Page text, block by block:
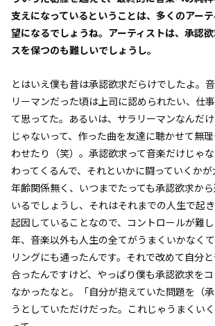
支えになっているということは、多くのアー
望になるでしょうね。アーティストは、承認
スを保つのも難しいでしょうし。
とはいえ僕も昔は承認欲求だらけでしたよ。
リーマンだった頃は上司に認められたい、仕
て思ってた。あるいは、サラリーマンなんだ
じゃないって、作った曲を友達に聴かせて無
わせたり（笑）。承認欲求って音楽だけじゃ
わってくるんで、それといかに闘っていくかが
年齢関係無く、いつまでたっても承認欲求か
いるでしょうし、それはそれまでの人生で起
起因していることなので、コントロールが難
年、音楽以外も人生の全てがうまくいかなく
リングにも通ったんです。それで改めて自分
合ったんですけど、やっぱり僕も承認欲求を
なかったなと。「自分が抱えていた問題を（
うとしていただけだった。これじゃうまくいく